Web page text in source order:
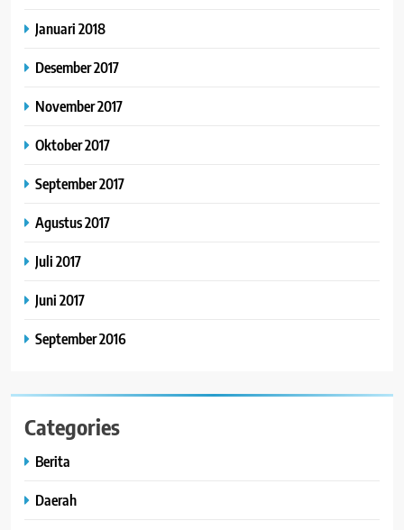
Januari 2018
Desember 2017
November 2017
Oktober 2017
September 2017
Agustus 2017
Juli 2017
Juni 2017
September 2016
Categories
Berita
Daerah